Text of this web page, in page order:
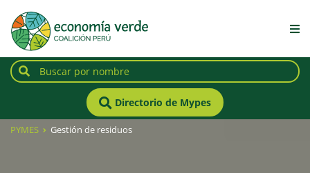
Directorio de Mypes
PYMES Gestión de residuos